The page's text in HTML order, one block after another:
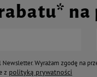
Wyrażam zgodę na
z polityką prywatności